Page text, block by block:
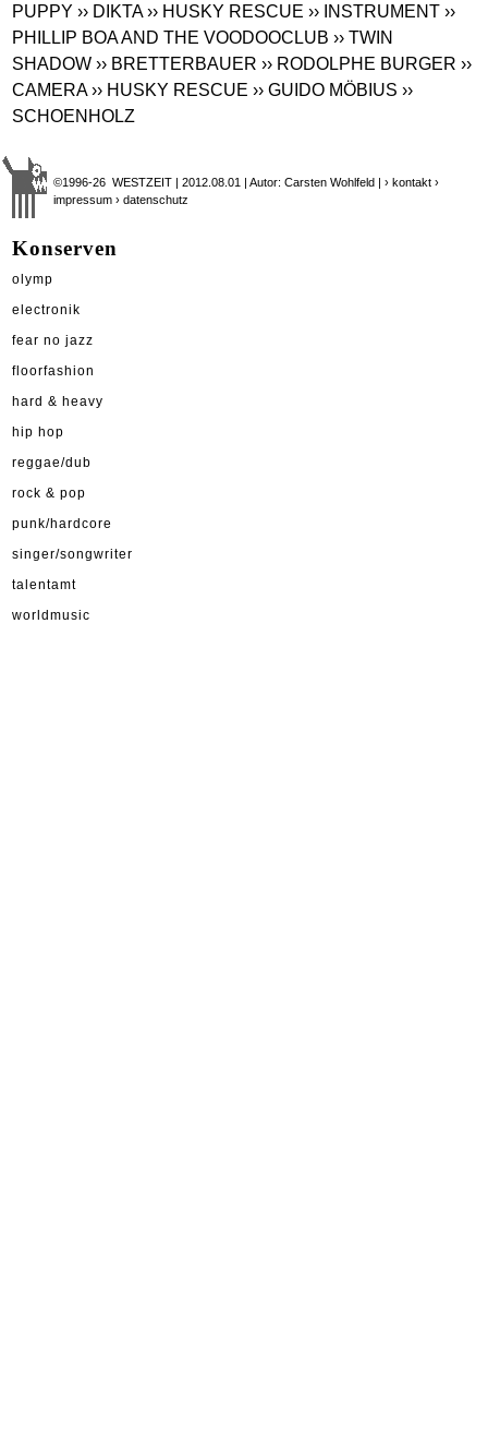
PUPPY ›› DIKTA ›› HUSKY RESCUE ›› INSTRUMENT ››
PHILLIP BOA AND THE VOODOOCLUB ›› TWIN
SHADOW ›› BRETTERBAUER ›› RODOLPHE BURGER ››
CAMERA ›› HUSKY RESCUE ›› GUIDO MÖBIUS ››
SCHOENHOLZ
©1996-26 WESTZEIT | 2012.08.01 | Autor: Carsten Wohlfeld |› kontakt ›
impressum › datenschutz
Konserven
olymp
electronik
fear no jazz
floorfashion
hard & heavy
hip hop
reggae/dub
rock & pop
punk/hardcore
singer/songwriter
talentamt
worldmusic